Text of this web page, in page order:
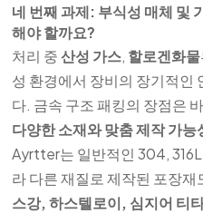
네 번째 과제: 부식성 매체 및
해야 할까요?
처리 중산성 가스, 할로겐화물
성 환경에서 장비의 장기적인
다. 금속 구조 패킹의 장점은
다양한 소재와 맞춤 제작 가능
Ayrtter는 일반적인 304,
라 다른 재질로 제작된 포장재
스강, 하스텔로이, 심지어 티